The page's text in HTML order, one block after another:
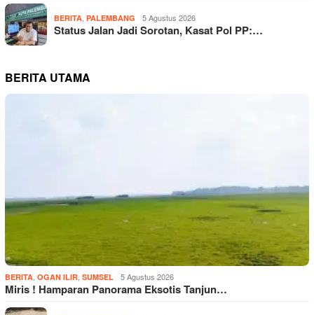
BERITA, PALEMBANG 5 Agustus 2026
Status Jalan Jadi Sorotan, Kasat Pol PP:…
BERITA UTAMA
BERITA, OGAN ILIR, SUMSEL 5 Agustus 2026
Miris ! Hamparan Panorama Eksotis Tanjun…